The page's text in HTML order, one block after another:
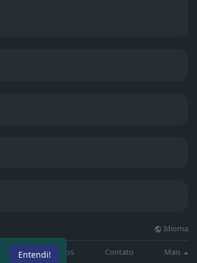
Entendi!
Idioma
Artigos Contato Mais